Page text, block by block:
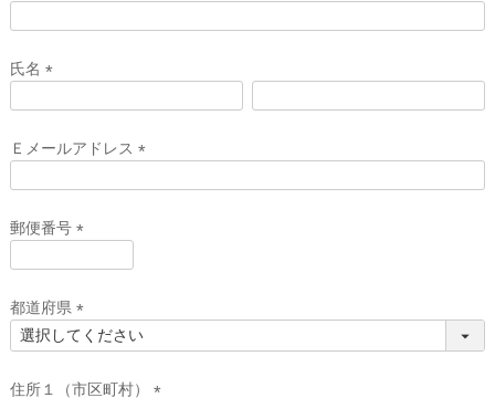
氏名
須
)
Ｅメールアドレス
郵便番号
須
)
都道府県
(
須
住所１（市区町村）